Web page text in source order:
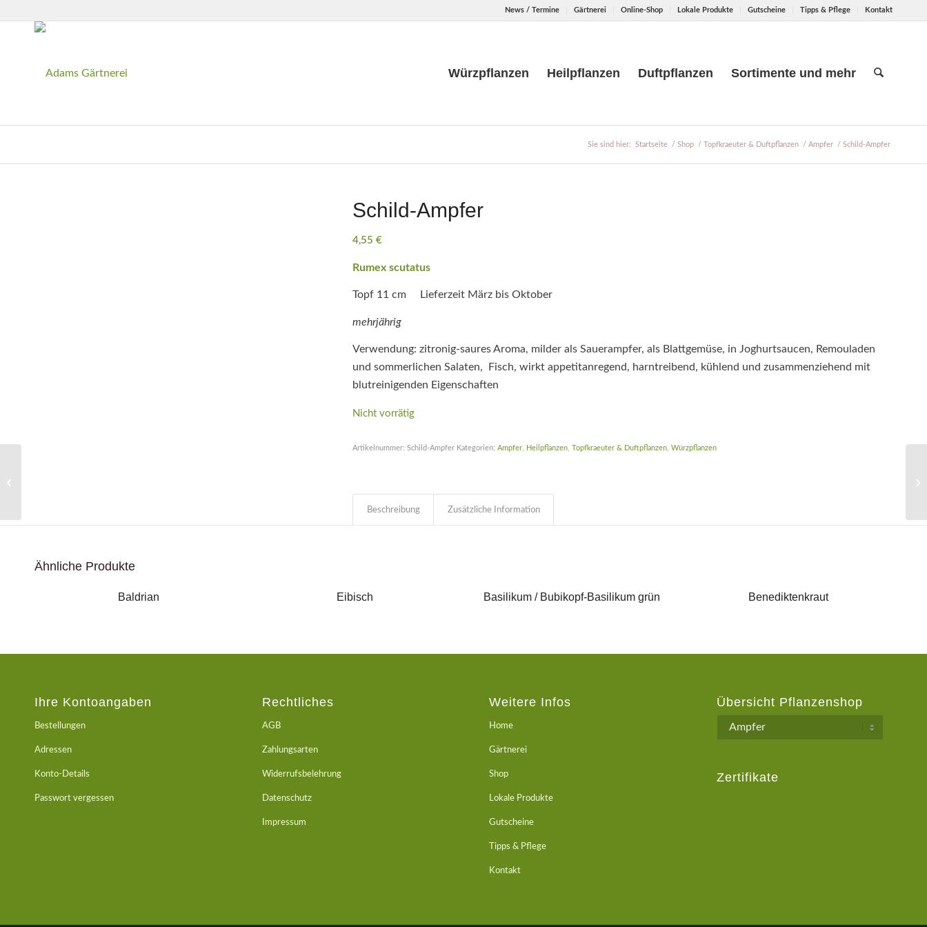
News / Termine Gärtnerei Online-Shop Lokale Produkte Gutscheine Tipps & Pflege Kontakt
Würzpflanzen Heilpflanzen Duftpflanzen Sortimente und mehr
Sie sind hier: Startseite / Shop / Topfkraeuter & Duftpflanzen / Ampfer / Schild-Ampfer
Schild-Ampfer
4,55 €
Rumex scutatus
Topf 11 cm Lieferzeit März bis Oktober
mehrjährig
Verwendung: zitronig-saures Aroma, milder als Sauerampfer, als Blattgemüse, in Joghurtsaucen, Remouladen
und sommerlichen Salaten, Fisch, wirkt appetitanregend, harntreibend, kühlend und zusammenziehend mit
blutreinigenden Eigenschaften
Nicht vorrätig
Artikelnummer: Schild-Ampfer Kategorien: Ampfer, Heilpflanzen, Topfkraeuter & Duftpflanzen, Würzpflanzen
Beschreibung Zusätzliche Information
Ähnliche Produkte
Baldrian Eibisch Basilikum / Bubikopf-Basilikum grün Benediktenkraut
Ihre Kontoangaben
Bestellungen
Adressen
Konto-Details
Passwort vergessen
Rechtliches
AGB
Zahlungsarten
Widerrufsbelehrung
Datenschutz
Impressum
Weitere Infos
Home
Gärtnerei
Shop
Lokale Produkte
Gutscheine
Tipps & Pflege
Kontakt
Übersicht Pflanzenshop
Zertifikate